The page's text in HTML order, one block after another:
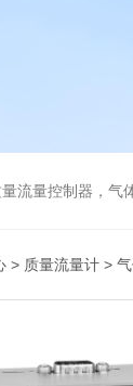
流量控制器，气
> 质量流量计 >